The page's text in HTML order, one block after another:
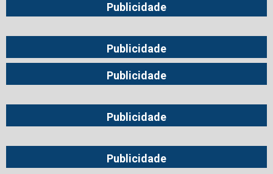
Publicidade
Publicidade
Publicidade
Publicidade
Publicidade